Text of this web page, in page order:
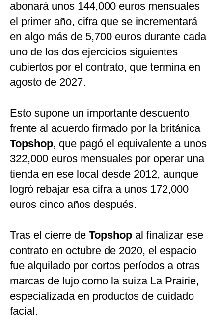
abonará unos 144,000 euros mensuales
el primer año, cifra que se incrementará
en algo más de 5,700 euros durante cada
uno de los dos ejercicios siguientes
cubiertos por el contrato, que termina en
agosto de 2027.
Esto supone un importante descuento
frente al acuerdo firmado por la británica
Topshop, que pagó el equivalente a unos
322,000 euros mensuales por operar una
tienda en ese local desde 2012, aunque
logró rebajar esa cifra a unos 172,000
euros cinco años después.
Tras el cierre de Topshop al finalizar ese
contrato en octubre de 2020, el espacio
fue alquilado por cortos períodos a otras
marcas de lujo como la suiza La Prairie,
especializada en productos de cuidado
facial.